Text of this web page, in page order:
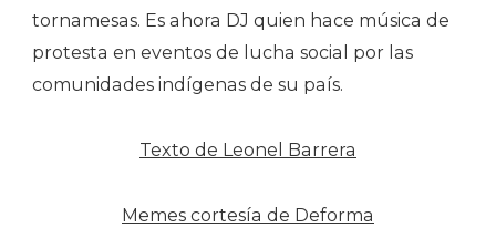
tornamesas. Es ahora DJ quien hace música de
protesta en eventos de lucha social por las
comunidades indígenas de su país.
Texto de Leonel Barrera
Memes cortesía de Deforma